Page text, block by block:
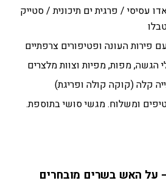
עסיסי / פרגית ים תיכונית / סטייק
פירות העונה ופטיפורים צרפתיים
הגשה, מפות, מפיות וצוות מלצרים
קלה (קוקה קולה ופריגת)
ומשלוח. מגשי סושי בתוספת.